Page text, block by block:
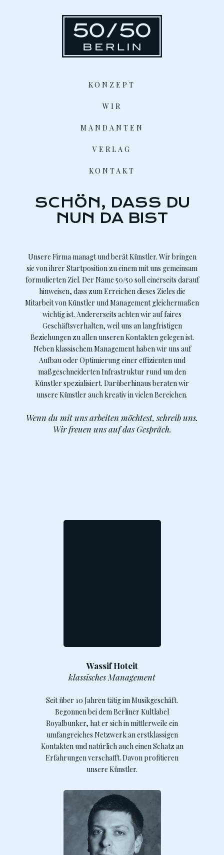
KONZEPT
WIR
MANDANTEN
VERLAG
KONTAKT
SCHÖN, DASS DU
NUN DA BIST
Unsere Firma managt und berät Künstler. Wir bringen
sie von ihrer Startposition zu einem mit uns gemeinsam
formulierten Ziel. Der Name 50/50 soll einerseits darauf
hinweisen, dass zum Erreichen dieses Zieles die
Mitarbeit von Künstler und Management gleichermaßen
wichtig ist. Andererseits achten wir auf faires
Geschäftsverhalten, weil uns an langfristigen
Beziehungen zu allen unseren Kontakten gelegen ist.
Neben klassischem Management haben wir uns auf
Aufbau oder Optimierung einer effizienten und
maßgeschneiderten Infrastruktur rund um den
Künstler spezialisiert. Darüberhinaus beraten wir
unsere Künstler auch kreativ in vielen Bereichen.
Wenn du mit uns arbeiten möchtest, schreib uns.
Wir freuen uns auf das Gespräch.
Wassif Hoteit
klassisches Management
Seit über 10 Jahren tätig im Musikgeschäft.
Begonnen bei dem Berliner Kultlabel
Royalbunker, hat er sich in mittlerweile ein
umfangreiches Netzwerk an erstklassigen
Kontakten und natürlich auch einen Schatz an
Erfahrungen verschafft. Davon profitieren
unsere Künstler.